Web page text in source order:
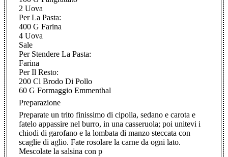
2 Uova
Per La Pasta:
400 G Farina
4 Uova
Sale
Per Stendere La Pasta:
Farina
Per Il Resto:
200 Cl Brodo Di Pollo
60 G Formaggio Emmenthal
Preparazione
Preparate un trito finissimo di cipolla, sedano e carota e
fatelo appassire nel burro, in una casseruola; poi unitevi i
chiodi di garofano e la lombata di manzo steccata con
scaglie di aglio. Fate rosolare la carne da ogni lato.
Mescolate la salsina con p